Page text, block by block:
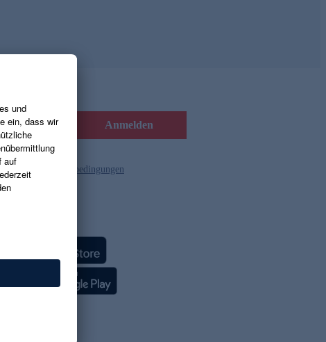
Anmelden
und die Gutscheinbedingungen